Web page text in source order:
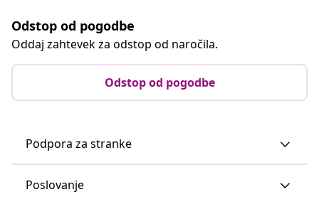
Odstop od pogodbe
Oddaj zahtevek za odstop od naročila.
Odstop od pogodbe
Podpora za stranke
Poslovanje